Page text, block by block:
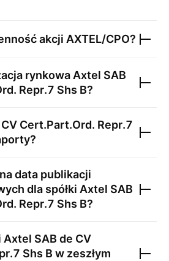
akcji AXTEL/CPO?
rynkowa Axtel SAB
Repr.7 Shs B?
Cert.Part.Ord. Repr.7
data publikacji
dla spółki Axtel SAB
Repr.7 Shs B?
Axtel SAB de CV
Shs B w zeszłym